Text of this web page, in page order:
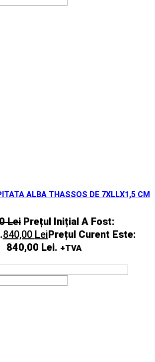
ALBA THASSOS DE 7XLLX1,5 CM
Lei Prețul Inițial A Fost:
840,00 LeiPrețul Curent Este:
840,00 Lei. +TVA